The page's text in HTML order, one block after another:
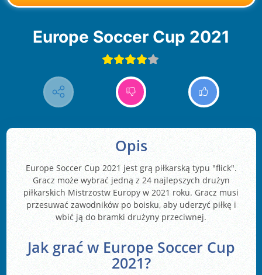
Europe Soccer Cup 2021
Opis
Europe Soccer Cup 2021 jest grą piłkarską typu "flick".
Gracz może wybrać jedną z 24 najlepszych drużyn
piłkarskich Mistrzostw Europy w 2021 roku. Gracz musi
przesuwać zawodników po boisku, aby uderzyć piłkę i
wbić ją do bramki drużyny przeciwnej.
Jak grać w Europe Soccer Cup
2021?